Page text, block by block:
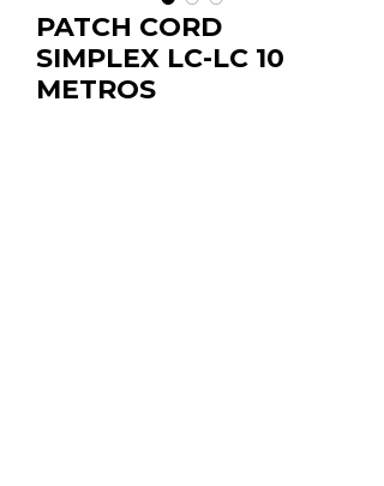
PATCH CORD
SIMPLEX LC-LC 10
METROS